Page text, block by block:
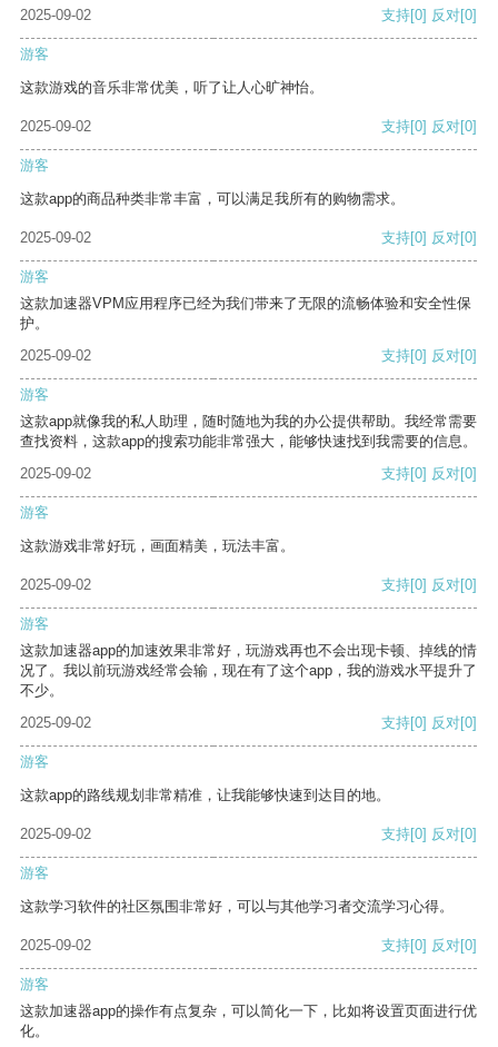
2025-09-02 支持[0] 反对[0]
游客
这款游戏的音乐非常优美，听了让人心旷神怡。
2025-09-02 支持[0] 反对[0]
游客
这款app的商品种类非常丰富，可以满足我所有的购物需求。
2025-09-02 支持[0] 反对[0]
游客
这款加速器VPM应用程序已经为我们带来了无限的流畅体验和安全性保
护。
2025-09-02
支持[0] 反对[0]
游客
这款app就像我的私人助理，随时随地为我的办公提供帮助。我经常需要
查找资料，这款app的搜索功能非常强大，能够快速找到我需要的信息。
2025-09-02
支持[0] 反对[0]
游客
这款游戏非常好玩，画面精美，玩法丰富。
2025-09-02 支持[0] 反对[0]
游客
这款加速器app的加速效果非常好，玩游戏再也不会出现卡顿、掉线的情
况了。我以前玩游戏经常会输，现在有了这个app，我的游戏水平提升了
不少。
2025-09-02
支持[0] 反对[0]
游客
这款app的路线规划非常精准，让我能够快速到达目的地。
2025-09-02 支持[0] 反对[0]
游客
这款学习软件的社区氛围非常好，可以与其他学习者交流学习心得。
2025-09-02 支持[0] 反对[0]
游客
这款加速器app的操作有点复杂，可以简化一下，比如将设置页面进行优
化。